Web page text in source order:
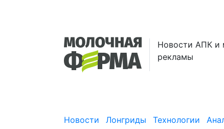
Новости АПК и
рекламы
Новости Лонгриды Технологии